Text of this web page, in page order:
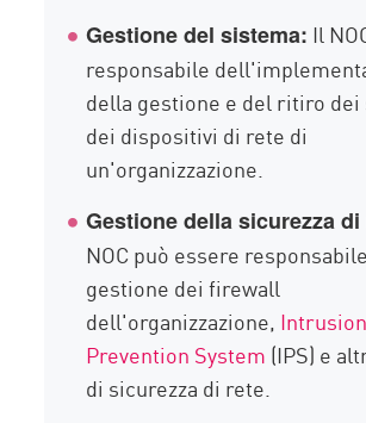
Gestione del sistema: Il
responsabile
della gestione e del ritiro dei
dei dispositivi di rete di
un'organizzazione.
Gestione della sicurezza di
NOC può essere
gestione dei firewall
dell'organizzazione, Intrusion
Prevention System (IPS) e
di sicurezza di rete.